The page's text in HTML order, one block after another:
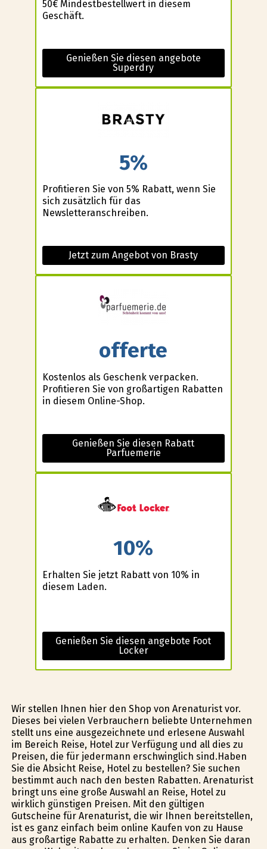
50€ Mindestbestellwert in diesem
Geschäft.
Genießen Sie diesen angebote
Superdry
5%
Profitieren Sie von 5% Rabatt, wenn Sie
sich zusätzlich für das
Newsletteranschreiben.
Jetzt zum Angebot von Brasty
offerte
Kostenlos als Geschenk verpacken.
Profitieren Sie von großartigen Rabatten
in diesem Online-Shop.
Genießen Sie diesen Rabatt
Parfuemerie
10%
Erhalten Sie jetzt Rabatt von 10% in
diesem Laden.
Genießen Sie diesen angebote Foot
Locker
Wir stellen Ihnen hier den Shop von Arenaturist vor.
Dieses bei vielen Verbrauchern beliebte Unternehmen
stellt uns eine ausgezeichnete und erlesene Auswahl
im Bereich Reise, Hotel zur Verfügung und all dies zu
Preisen, die für jedermann erschwinglich sind.Haben
Sie die Absicht Reise, Hotel zu bestellen? Sie suchen
bestimmt auch nach den besten Rabatten. Arenaturist
bringt uns eine große Auswahl an Reise, Hotel zu
wirklich günstigen Preisen. Mit den gültigen
Gutscheine für Arenaturist, die wir Ihnen bereitstellen,
ist es ganz einfach beim online Kaufen von zu Hause
aus großartige Rabatte zu erhalten. Denken Sie daran